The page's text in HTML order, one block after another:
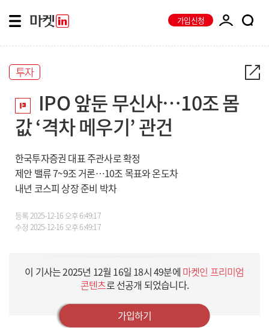
가입신청
투자
IPO 앞둔 무신사…10조 몸
값 ‘격차 메우기’ 관건
한국투자증권 대표 주관사로 확정
제안 밸류 7~9조 거론…10조 목표와 온도차
내년 코스피 상장 준비 박차
등록2025-12-16 오후 6:49:17
수정 2025-12-16 오후 6:49:17
이 기사는2025년 12월 16일 18시 49분에 마켓인 프리미엄
콘텐츠로 선공개 되었습니다.
가입하기